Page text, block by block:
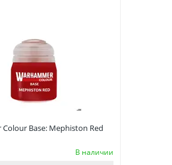
Base: Mephiston Red
В наличии